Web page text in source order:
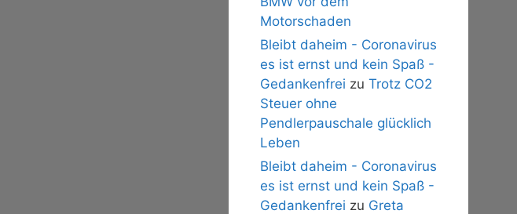
Motorschaden
Bleibt daheim - Coronavirus
es ist ernst und kein Spaß -
Gedankenfrei zu Trotz CO2
Steuer ohne
Pendlerpauschale glücklich
Leben
Bleibt daheim - Coronavirus
es ist ernst und kein Spaß -
Gedankenfrei zu Greta